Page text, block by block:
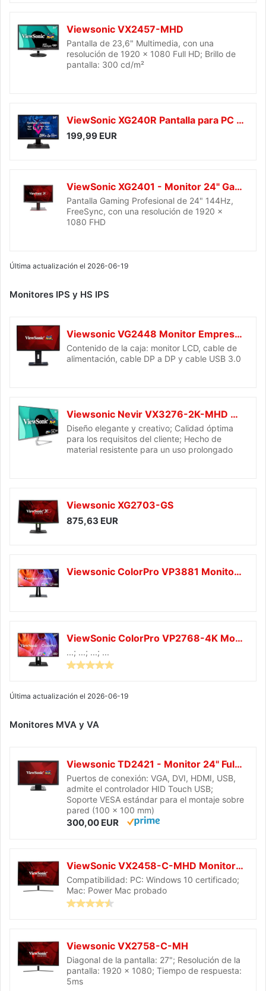
Viewsonic VX2457-MHD
Pantalla de 23,6" Multimedia, con una
resolución de 1920 x 1080 Full HD; Brillo de
pantalla: 300 cd/m²
ViewSonic XG240R Pantalla para PC 61 cm (24 Pulgadas) Full HD LED Plana Negro - Monitor (61 cm (24"), 1920 x 1080 Pixeles, Full HD, LED, 5 ms, Negro)
199,99 EUR
ViewSonic XG2401 - Monitor 24" Gaming Profesional Full HD TN (1920 x 1080, 144Hz, 1ms, FreeSync, 350 nits, Altavoces, DVI/HDMI/DP/USB, Low Input Lag), Color Negro/Rojo
Pantalla Gaming Profesional de 24" 144Hz,
FreeSync, con una resolución de 1920 x
1080 FHD
Última actualización el 2026-06-19
Monitores IPS y HS IPS
Viewsonic VG2448 Monitor Empresarial 24" Full HD, Panel IPS, HDMI, DP, HUB USB 3.0, altura ajustable, altavoz, cuidado de los ojos, negro
Contenido de la caja: monitor LCD, cable de
alimentación, cable DP a DP y cable USB 3.0
Viewsonic Nevir VX3276-2K-MHD 32" WQHD, Panel IPS, HDMI, DP, mDP, Eye-Care, Eco-Mode, Altavoz, Plateado-Negro
Diseño elegante y creativo; Calidad óptima
para los requisitos del cliente; Hecho de
material resistente para un uso prolongado
Viewsonic XG2703-GS
875,63 EUR
Viewsonic ColorPro VP3881 Monitor para Fotografía 38" con función de calibración WQHD +, Panel IPS, 100% sRGB, Curvo, HDR10, USB C, HDMI 2.0, DP, Negro
ViewSonic ColorPro VP2768-4K Monitor para Fotografía de 27" con función de calibración 4K, IPS con Delta E <2, 100% sRGB, USB 3.0, HDMI 2.0, DP, Altura Ajustable, Negro
...; ...; ...; ...
Última actualización el 2026-06-19
Monitores MVA y VA
Viewsonic TD2421 - Monitor 24" Full HD MVA multitáctil (1920 x 1080, 200 nits táctil, VGA/DVI/HDMI/USB, Altavoces, Dual-Touch, Multi-Usuario), Color Negro
Puertos de conexión: VGA, DVI, HDMI, USB,
admite el controlador HID Touch USB;
Soporte VESA estándar para el montaje sobre
pared (100 x 100 mm)
300,00 EUR
ViewSonic VX2458-C-MHD Monitor Gaming Curvo Full HD 24" AMD FreeSync (144Hz, 1ms, 1080p, 1800R, DVI, HDMI, DisplayPort, 2X Altavoces 3W) Negro
Compatibilidad: PC: Windows 10 certificado;
Mac: Power Mac probado
Viewsonic VX2758-C-MH
Diagonal de la pantalla: 27"; Resolución de la
pantalla: 1920 x 1080; Tiempo de respuesta:
5ms